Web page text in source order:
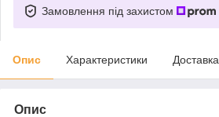
Замовлення під захистом
Опис Характеристики Доставка
Опис